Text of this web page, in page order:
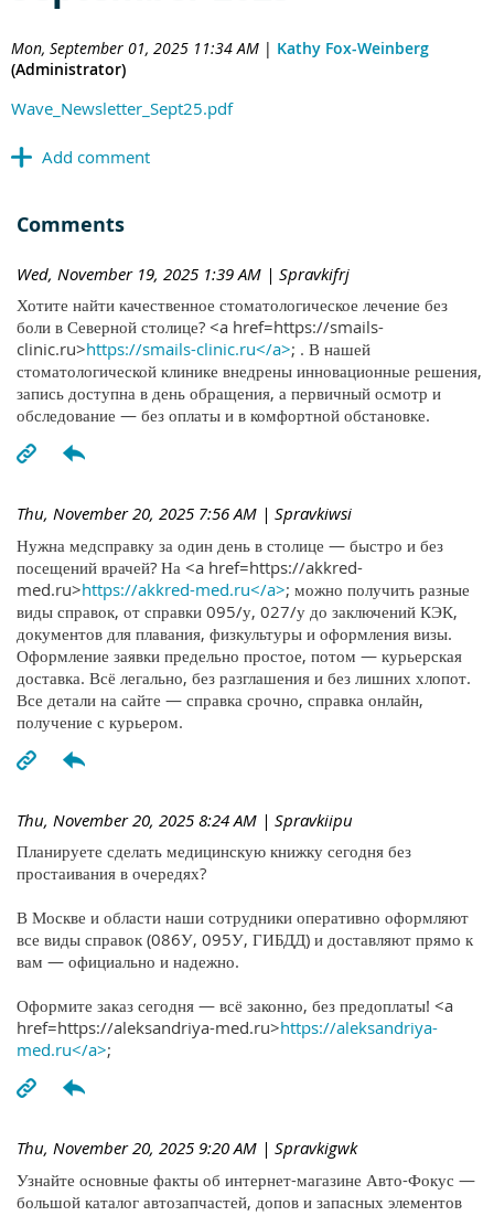
Mon, September 01, 2025 11:34 AM | Kathy Fox-Weinberg
(Administrator)
Wave_Newsletter_Sept25.pdf
Comments
Wed, November 19, 2025 1:39 AM | Spravkifrj
Хотите найти качественное стоматологическое лечение без
боли в Северной столице? <a href=https://smails-
clinic.ru>https://smails-clinic.ru</a>; . В нашей
стоматологической клинике внедрены инновационные решения,
запись доступна в день обращения, а первичный осмотр и
обследование — без оплаты и в комфортной обстановке.
Thu, November 20, 2025 7:56 AM | Spravkiwsi
Нужна медсправку за один день в столице — быстро и без
посещений врачей? На <a href=https://akkred-
med.ru>https://akkred-med.ru</a>; можно получить разные
виды справок, от справки 095/у, 027/у до заключений КЭК,
документов для плавания, физкультуры и оформления визы.
Оформление заявки предельно простое, потом — курьерская
доставка. Всё легально, без разглашения и без лишних хлопот.
Все детали на сайте — справка срочно, справка онлайн,
получение с курьером.
Thu, November 20, 2025 8:24 AM | Spravkiipu
Планируете сделать медицинскую книжку сегодня без
простаивания в очередях?
В Москве и области наши сотрудники оперативно оформляют
все виды справок (086У, 095У, ГИБДД) и доставляют прямо к
вам — официально и надежно.
Оформите заказ сегодня — всё законно, без предоплаты! <a
href=https://aleksandriya-med.ru>https://aleksandriya-
med.ru</a>;
Thu, November 20, 2025 9:20 AM | Spravkigwk
Узнайте основные факты об интернет-магазине Авто-Фокус —
большой каталог автозапчастей, допов и запасных элементов